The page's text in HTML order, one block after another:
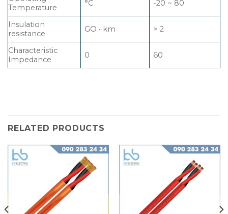
Temperature
°C -20 ~ 80
Insulation
resistance
GO • km > 2
Characteristic
Impedance
0 60
RELATED PRODUCTS